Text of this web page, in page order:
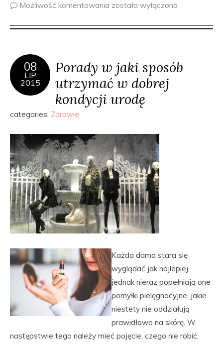
Możliwość komentowania została wyłączona
08
LIP
2015
Porady w jaki sposób
utrzymać w dobrej
kondycji urodę
categories: Zdrowie
Każda dama stara się
wyglądać jak najlepiej,
jednak nieraz popełniają one
pomyłki pielęgnacyjne, jakie
niestety nie oddziałują
prawidłowo na skórę. W
następstwie tego należy mieć pojęcie, czego nie robić,